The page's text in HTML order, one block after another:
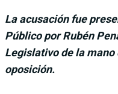
La acusación fue
Público por Rubén
Legislativo de la mano
oposición.